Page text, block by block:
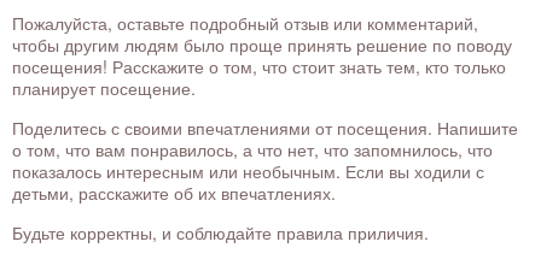
Пожалуйста, оставьте подробный отзыв или комментарий,
чтобы другим людям было проще принять решение по поводу
посещения! Расскажите о том, что стоит знать тем, кто только
планирует посещение.
Поделитесь с своими впечатлениями от посещения. Напишите
о том, что вам понравилось, а что нет, что запомнилось, что
показалось интересным или необычным. Если вы ходили с
детьми, расскажите об их впечатлениях.
Будьте корректны, и соблюдайте правила приличия.